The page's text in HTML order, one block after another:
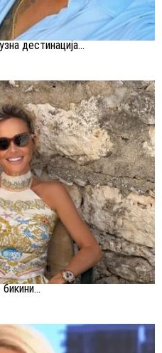
дестинација...